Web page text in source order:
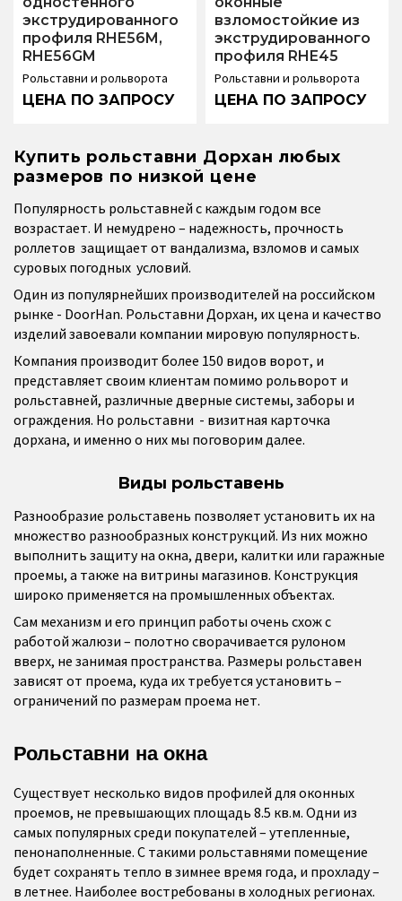
экструдированного
профиля RHE56M,
RHE56GM
Рольставни и рольворота
взломостойкие из
экструдированного
профиля RHE45
Рольставни и рольворота
Купить рольставни Дорхан любых
размеров по низкой цене
Популярность рольставней с каждым годом все
возрастает. И немудрено – надежность, прочность
роллетов защищает от вандализма, взломов и самых
суровых погодных условий.
Один из популярнейших производителей на российском
рынке - DoorHan. Рольставни Дорхан, их цена и качество
изделий завоевали компании мировую популярность.
Компания производит более 150 видов ворот, и
представляет своим клиентам помимо рольворот и
рольставней, различные дверные системы, заборы и
ограждения. Но рольставни - визитная карточка
дорхана, и именно о них мы поговорим далее.
Виды рольставень
Разнообразие рольставень позволяет установить их на
множество разнообразных конструкций. Из них можно
выполнить защиту на окна, двери, калитки или гаражные
проемы, а также на витрины магазинов. Конструкция
широко применяется на промышленных объектах.
Сам механизм и его принцип работы очень схож с
работой жалюзи – полотно сворачивается рулоном
вверх, не занимая пространства. Размеры рольставен
зависят от проема, куда их требуется установить –
ограничений по размерам проема нет.
Рольставни на окна
Существует несколько видов профилей для оконных
проемов, не превышающих площадь 8.5 кв.м. Одни из
самых популярных среди покупателей – утепленные,
пенонаполненные. С такими рольставнями помещение
будет сохранять тепло в зимнее время года, и прохладу –
в летнее. Наиболее востребованы в холодных регионах.